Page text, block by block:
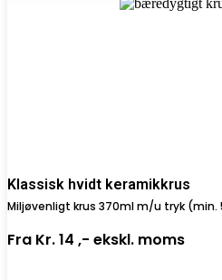
Klassisk hvidt keramikkrus
Miljøvenligt krus 370ml m/u tryk (min.
Fra Kr. 14 ,- ekskl. moms